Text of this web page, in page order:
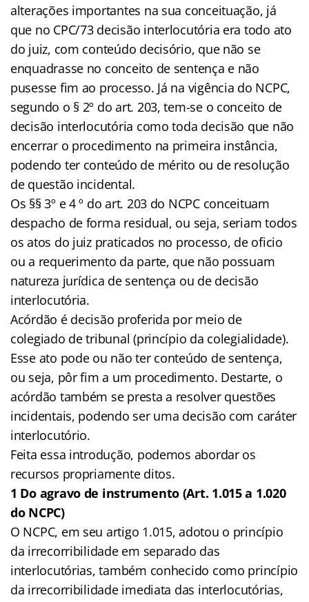
alterações importantes na sua conceituação, já
que no CPC/73 decisão interlocutória era todo ato
do juiz, com conteúdo decisório, que não se
enquadrasse no conceito de sentença e não
pusesse fim ao processo. Já na vigência do NCPC,
segundo o § 2º do art. 203, tem-se o conceito de
decisão interlocutória como toda decisão que não
encerrar o procedimento na primeira instância,
podendo ter conteúdo de mérito ou de resolução
de questão incidental.
Os §§ 3º e 4 º do art. 203 do NCPC conceituam
despacho de forma residual, ou seja, seriam todos
os atos do juiz praticados no processo, de oficio
ou a requerimento da parte, que não possuam
natureza jurídica de sentença ou de decisão
interlocutória.
Acórdão é decisão proferida por meio de
colegiado de tribunal (princípio da colegialidade).
Esse ato pode ou não ter conteúdo de sentença,
ou seja, pôr fim a um procedimento. Destarte, o
acórdão também se presta a resolver questões
incidentais, podendo ser uma decisão com caráter
interlocutório.
Feita essa introdução, podemos abordar os
recursos propriamente ditos.
1 Do agravo de instrumento (Art. 1.015 a 1.020
do NCPC)
O NCPC, em seu artigo 1.015, adotou o princípio
da irrecorribilidade em separado das
interlocutórias, também conhecido como princípio
da irrecorribilidade imediata das interlocutórias,